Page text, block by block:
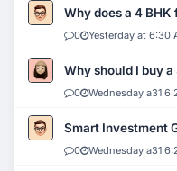
Why does a 4
0 Yesterday at 6:30
Why should I buy
0 Wednesday a31
Smart Investment
0 Wednesday a31